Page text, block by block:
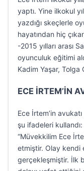
yaptı. Yine ilkokul
yazdığı skeçlerle
hayatından hiç
-2015 yılları arası
oyunculuk eğitimi
Kadim Yaşar, Tolga
ECE İRTEM’İN
Ece İrtem’in
şu ifadeleri kullandı:
“Müvekkilim Ece
etmiştir. Olay kendi
gerçekleşmiştir. İlk